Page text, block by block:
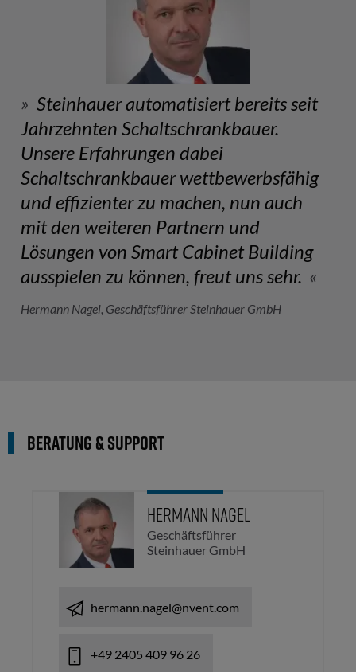
Steinhauer automatisiert bereits seit
Jahrzehnten Schaltschrankbauer.
Unsere Erfahrungen dabei
Schaltschrankbauer wettbewerbsfähig
und effizienter zu machen, nun auch
mit den weiteren Partnern und
Lösungen von Smart Cabinet Building
ausspielen zu können, freut uns sehr.
Hermann Nagel, Geschäftsführer Steinhauer GmbH
Beratung & Support
Hermann Nagel
Geschäftsführer
Steinhauer GmbH
hermann.nagel@nvent.com
+49 2405 409 96 26